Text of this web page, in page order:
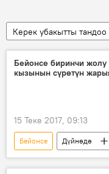
Керек убакытты тандоо
Бейонсе биринчи жолу
кызынын сүрөтүн
15 Теке 2017, 09:13
Бейонсе Дүйнөдө
Жаңылыктар